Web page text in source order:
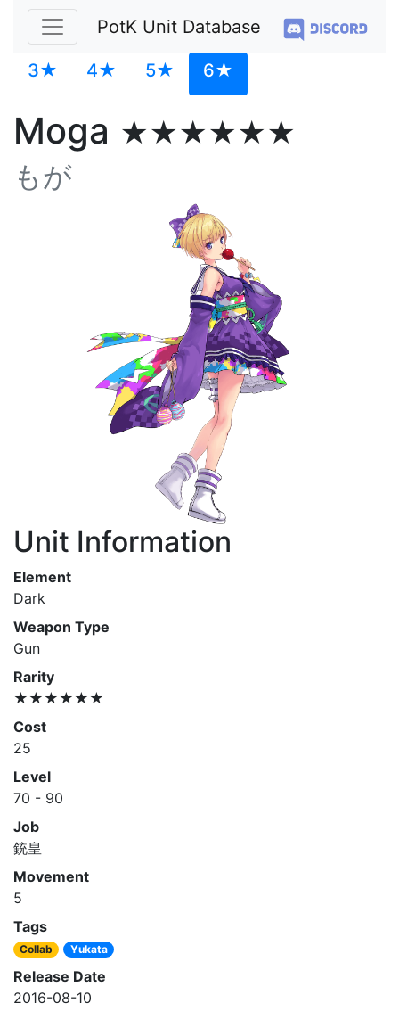
PotK Unit Database
3★ 4★ 5★ 6★
Moga ★★★★★★
もが
Unit Information
Element
Dark
Weapon Type
Gun
Rarity
★★★★★★
Cost
25
Level
70 - 90
Job
銃皇
Movement
5
Tags
Collab Yukata
Release Date
2016-08-10